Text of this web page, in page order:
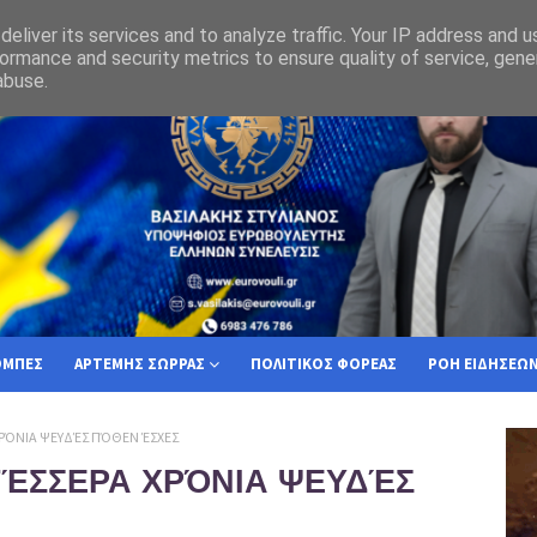
απόφαση του 2006 αποκαλύπτει την μακροχρόνια Οθωμανόλαγνεία
ΑΡΤΕΜΗΣ ΣΩΡΡΑΣ ΠΟΛΙΤΙΚΟΣ ΦΟΡΕΑΣ ΡΟΗ ΕΙΔΗΣΕΩΝ
ΨΕΥΔΈΣ ΠΌΘΕΝ ΈΣΧΕΣ
ΧΡΌΝΙΑ ΨΕΥΔΈΣ
its services and to analyze traffic. Your IP address and
and security metrics to ensure quality of service,